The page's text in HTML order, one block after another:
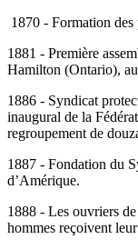
1870 - Formation des
1881 - Première
Hamilton (Ontario),
1886 - Syndicat
inaugural de la
regroupement de
1887 - Fondation du
d’Amérique.
1888 - Les ouvriers
hommes reçoivent